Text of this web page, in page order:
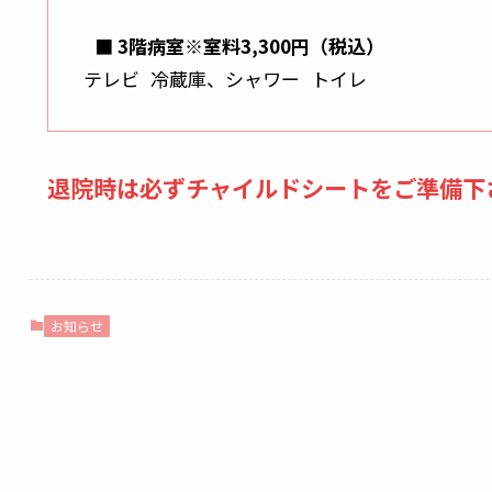
■ 3階病室※室料3,300円（税込）
テレビ 冷蔵庫、シャワー トイレ
退院時は必ずチャイルドシートをご準備
お知らせ